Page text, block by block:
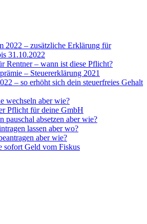
2022 – zusätzliche Erklärung für
31.10.2022
Rentner – wann ist diese Pflicht?
– Steuererklärung 2021
– so erhöht sich dein steuerfreies Gehalt
wechseln aber wie?
Pflicht für deine GmbH
pauschal absetzen aber wie?
lassen aber wo?
aber wie?
sofort Geld vom Fiskus